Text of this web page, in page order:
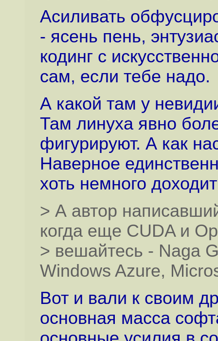
Асиливать
- ясень пень,
кодинг с
сам, если тебе надо.
А какой там у
Там линуха явно
фигурируют. А как
Наверное
хоть немного
> А автор
когда еще CUDA и
> вешайтесь - Naga
Windows Azure,
Вот и вали к своим
основная масса